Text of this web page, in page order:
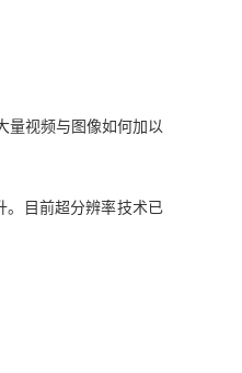
量视频与图像如何加以
。目前超分辨率技术已